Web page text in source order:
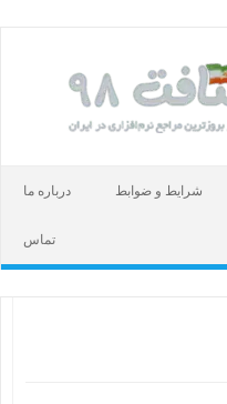
شرایط و ضوابط درباره ما
تماس